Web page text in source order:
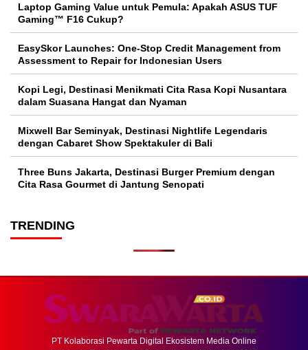
Laptop Gaming Value untuk Pemula: Apakah ASUS TUF
Gaming™ F16 Cukup?
EasySkor Launches: One-Stop Credit Management from
Assessment to Repair for Indonesian Users
Kopi Legi, Destinasi Menikmati Cita Rasa Kopi Nusantara
dalam Suasana Hangat dan Nyaman
Mixwell Bar Seminyak, Destinasi Nightlife Legendaris
dengan Cabaret Show Spektakuler di Bali
Three Buns Jakarta, Destinasi Burger Premium dengan
Cita Rasa Gourmet di Jantung Senopati
TRENDING
PT Kolaborasi Pewarta Digital Ekosistem Media Online